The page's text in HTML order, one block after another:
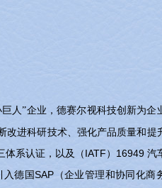
人”企业 ，德赛尔视科技创新为企
改进科研技术、强化产品质量和提
体系认证 ，以及（IATF）16949 汽
德国SAP（企业管理和协同化商